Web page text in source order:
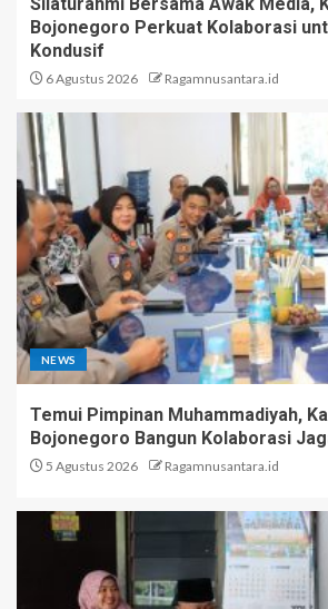
Bojonegoro Perkuat Kolaborasi
Kondusif
6 Agustus 2026 Ragamnusantara.id
NEWS
Temui Pimpinan Muhammadiyah,
Bojonegoro Bangun Kolaborasi
5 Agustus 2026 Ragamnusantara.id